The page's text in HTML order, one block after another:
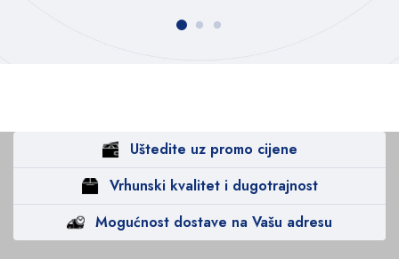
Uštedite uz promo cijene
Vrhunski kvalitet i dugotrajnost
Mogućnost dostave na Vašu adresu